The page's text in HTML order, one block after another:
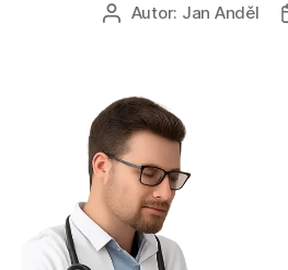
AutorAutor: Jan Anděl